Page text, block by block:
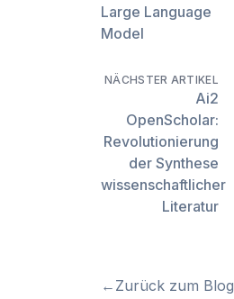
Large Language
Model
NÄCHSTER ARTIKEL
Ai2
OpenScholar:
Revolutionierung
der Synthese
wissenschaftlicher
Literatur
← Zurück zum Blog